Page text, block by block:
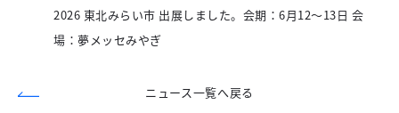
2026 東北みらい市 出展しました。会期：6月12～13日 会
場：夢メッセみやぎ
ニュース一覧へ戻る